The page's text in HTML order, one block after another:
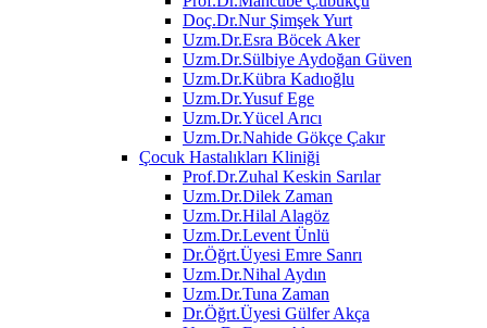
Doç.Dr.Nur Şimşek Yurt
Uzm.Dr.Esra Böcek Aker
Uzm.Dr.Sülbiye Aydoğan Güven
Uzm.Dr.Kübra Kadıoğlu
Uzm.Dr.Yusuf Ege
Uzm.Dr.Yücel Arıcı
Uzm.Dr.Nahide Gökçe Çakır
Çocuk Hastalıkları Kliniği
Prof.Dr.Zuhal Keskin Sarılar
Uzm.Dr.Dilek Zaman
Uzm.Dr.Hilal Alagöz
Uzm.Dr.Levent Ünlü
Dr.Öğrt.Üyesi Emre Sanrı
Uzm.Dr.Nihal Aydın
Uzm.Dr.Tuna Zaman
Dr.Öğrt.Üyesi Gülfer Akça